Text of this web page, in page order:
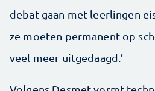
debat gaan met leerlingen
ze moeten permanent op
veel meer uitgedaagd.’